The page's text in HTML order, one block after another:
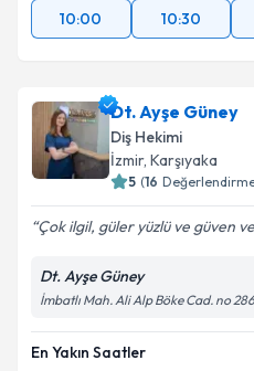
10:00 10:30
Dt. Ayşe Güney
Diş Hekimi
İzmir, Karşıyaka
5 (16
Çok ilgil, güler yüzlü ve güven
Dt. Ayşe Güney
İmbatlı Mah. Ali Alp Böke Cad. no
En Yakın Saatler